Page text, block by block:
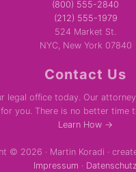
(800) 555-2840
(212) 555-1979
524 Market St.
NYC, New York 07840
Contact Us
legal office today. Our
for you. There is no better time
Learn How →
© 2026 · Martin Koradi ·
Impressum · Datenschutz